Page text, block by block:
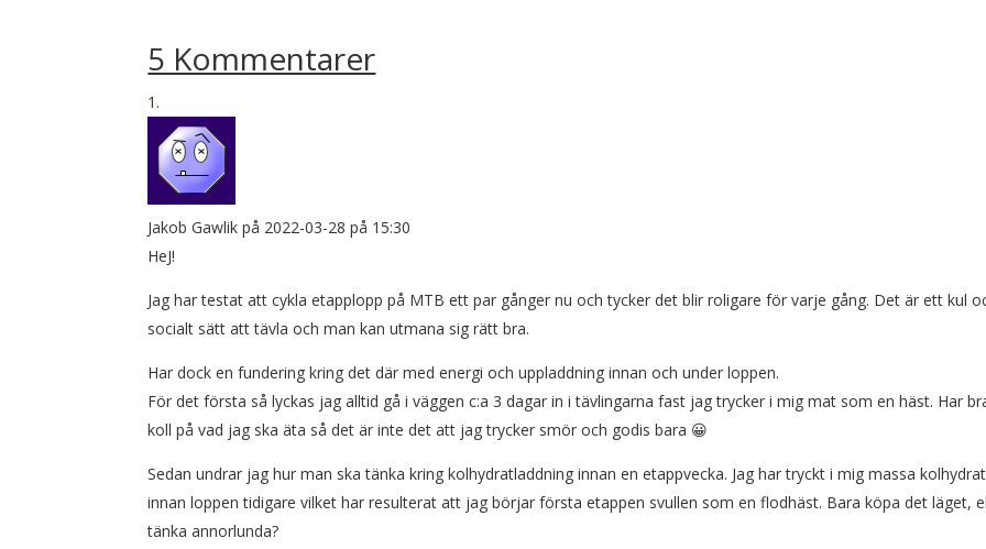
5 Kommentarer
Jakob Gawlik på 2022-03-28 på 15:30
HeJ!
Jag har testat att cykla etapplopp på MTB ett par gånger nu och tycker det blir roligare för varje gång. Det är ett kul
socialt sätt att tävla och man kan utmana sig rätt bra.
Har dock en fundering kring det där med energi och uppladdning innan och under loppen.
För det första så lyckas jag alltid gå i väggen c:a 3 dagar in i tävlingarna fast jag trycker i mig mat som en häst. Har
koll på vad jag ska äta så det är inte det att jag trycker smör och godis bara 😀
Sedan undrar jag hur man ska tänka kring kolhydratladdning innan en etappvecka. Jag har tryckt i mig massa
innan loppen tidigare vilket har resulterat att jag börjar första etappen svullen som en flodhäst. Bara köpa det läget,
tänka annorlunda?